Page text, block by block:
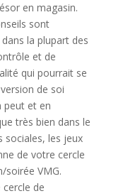
en magasin.
sont
la plupart des
et de
qui pourrait se
de soi
peut et en
très bien dans le
sociales, les jeux
de votre cercle
soirée VMG.
de